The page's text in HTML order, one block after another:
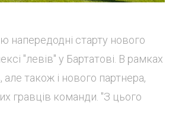
напередодні старту нового
"левів" у Бартатові. В рамках
також і нового партнера,
гравців команди. "З цього